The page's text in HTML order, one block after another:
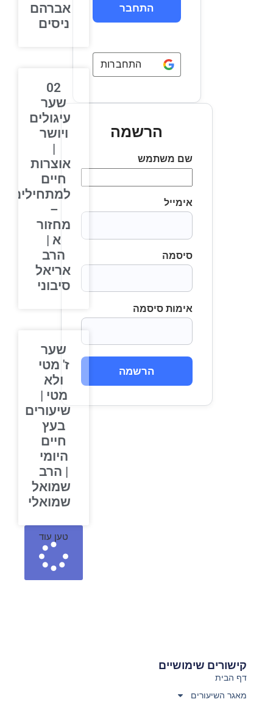
התחברות באמצעות
הרשמה
שם משתמש
אימייל
סיסמה
אימות סיסמה
הרשמה
אברהם
ניסים
02
שער
עיגולים
ויושר
אוצרות
חיים
למתחילים
מחזור
א |
הרב
אריאל
סיבוני
שער
ז' מטי
ולא
מטי |
שיעורים
בעץ
חיים
היומי
| הרב
שמואל
שמואלי
טען עוד
קישורים שימושיים
דף הבית
מאגר השיעורים